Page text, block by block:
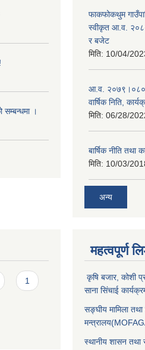
सम्बन्धमा ।
फाकफोकथुम
स्वीकृत आ.व.
र बजेट
मिति: 10/04/
आ.व.
वार्षिक निति,
मिति: 06/28/
बार्षिक नीति तथा
मिति: 10/03/
अन्य
1
महत्वपूर्ण
कृषि बजार, कोशी
साना सिंचाई
सङ्घीय मामिला तथा
स्थानीय शासन तथा